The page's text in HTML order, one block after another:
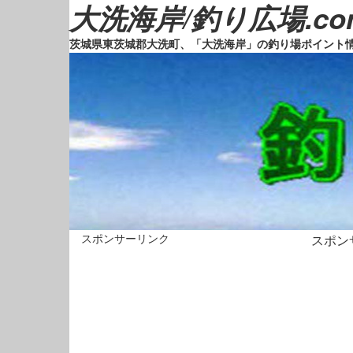
大洗海岸/釣り広場
茨城県東茨城郡大洗町、「大洗海岸」の釣り場ポイント
スポ
スポンサーリンク